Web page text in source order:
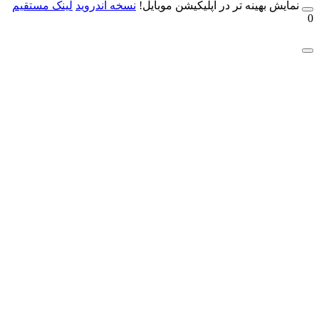
بهینه تر در اپلیکیشن موبایل!نسخه آندروید لینک مستقیم